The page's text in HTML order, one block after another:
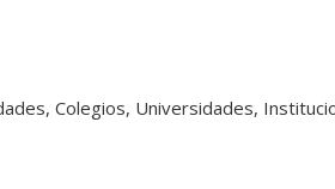
Colegios, Universidades,